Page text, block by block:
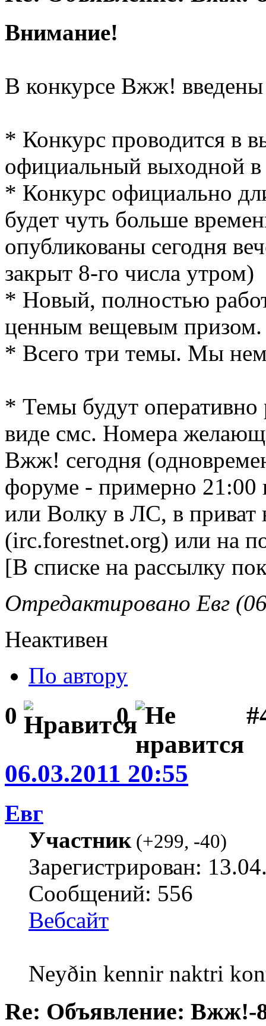
Внимание!
В конкурсе Вжж!
* Конкурс проводится в
официальный выходной в
* Конкурс официально
будет чуть больше
опубликованы сегодня
закрыт 8-го числа утром)
* Новый, полностью
ценным вещевым призом.
* Всего три темы. Мы
* Темы будут
виде смс. Номера
Вжж! сегодня
форуме - примерно 21:00
или Волку в ЛС, в приват
(irc.forestnet.org) или на
[В списке на рассылку
Отредактировано Евг
Неактивен
По автору
0 0
06.03.2011 20:55
Евг
Участник(+299, -40)
Зарегистрирован:
Сообщений: 556
Вебсайт
Neyðin kennir naktri
Re: Объявление: Вжж!-